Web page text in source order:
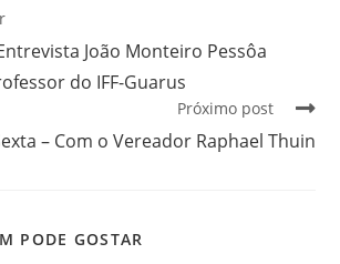
João Monteiro Pessôa
do IFF-Guarus
Próximo post
– Com o Vereador Raphael Thuin
PODE GOSTAR